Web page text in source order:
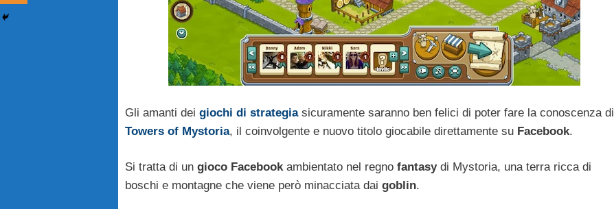
Gli amanti dei giochi di strategiasicuramente saranno ben felici di poter fare la conoscenza di
Towers of Mystoria, il coinvolgente e nuovo titolo giocabile direttamente su Facebook.
Si tratta di un gioco Facebookambientato nel regno fantasydi Mystoria, una terra ricca di
boschi e montagne che viene però minacciata dai goblin.